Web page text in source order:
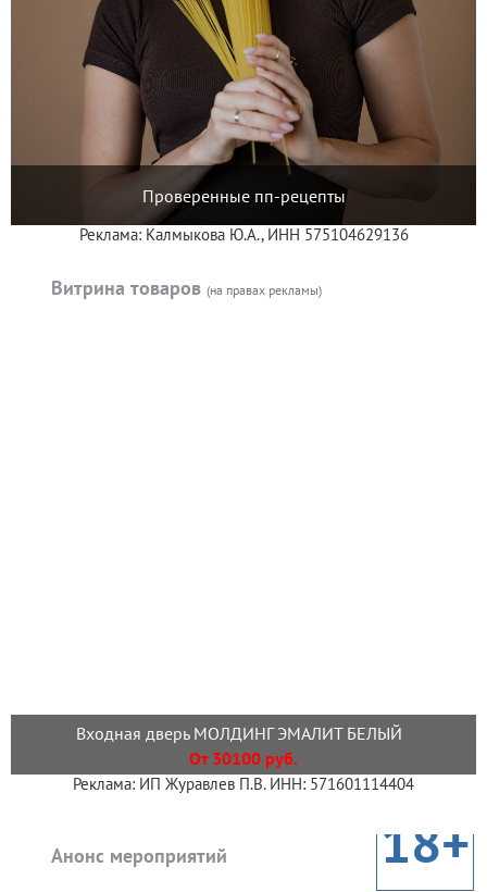
Проверенные пп-рецепты
Реклама: Калмыкова Ю.А., ИНН 575104629136
Витрина товаров (на правах рекламы)
Входная дверь МОЛДИНГ ЭМАЛИТ БЕЛЫЙ
От 30100 руб.
Реклама: ИП Журавлев П.В. ИНН: 571601114404
Анонс мероприятий 18+